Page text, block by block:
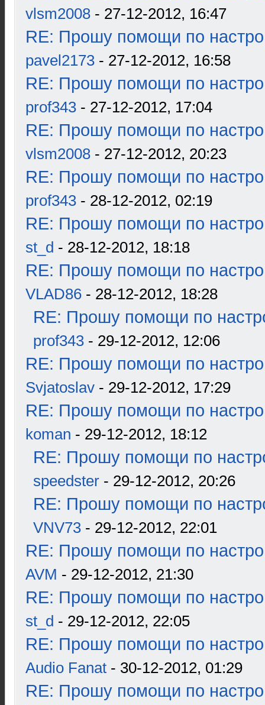
vlsm2008 - 27-12-2012, 16:47
RE: Прошу помощи по
pavel2173 - 27-12-2012, 16:58
RE: Прошу помощи по
prof343 - 27-12-2012, 17:04
RE: Прошу помощи по
vlsm2008 - 27-12-2012, 20:23
RE: Прошу помощи по
prof343 - 28-12-2012, 02:19
RE: Прошу помощи по
st_d - 28-12-2012, 18:18
RE: Прошу помощи по
VLAD86 - 28-12-2012, 18:28
RE: Прошу помощи по
prof343 - 29-12-2012, 12:06
RE: Прошу помощи по
Svjatoslav - 29-12-2012, 17:29
RE: Прошу помощи по
koman - 29-12-2012, 18:12
RE: Прошу помощи по
speedster - 29-12-2012, 20:26
RE: Прошу помощи по
VNV73 - 29-12-2012, 22:01
RE: Прошу помощи по
AVM - 29-12-2012, 21:30
RE: Прошу помощи по
st_d - 29-12-2012, 22:05
RE: Прошу помощи по
Audio Fanat - 30-12-2012, 01:29
RE: Прошу помощи по